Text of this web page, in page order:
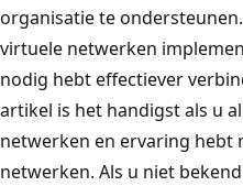
organisatie te
virtuele netwerken
nodig hebt effectiever
artikel is het handigst als u
netwerken en ervaring hebt
netwerken. Als u niet